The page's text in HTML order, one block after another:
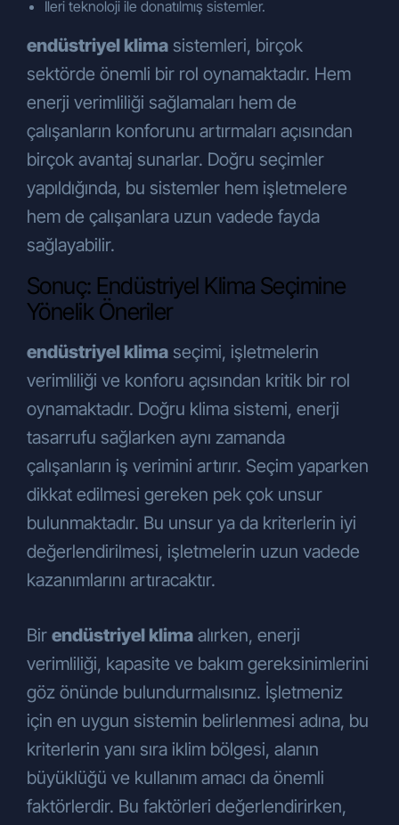
İleri teknoloji ile donatılmış sistemler.
endüstriyel klima sistemleri, birçok
sektörde önemli bir rol oynamaktadır. Hem
enerji verimliliği sağlamaları hem de
çalışanların konforunu artırmaları açısından
birçok avantaj sunarlar. Doğru seçimler
yapıldığında, bu sistemler hem işletmelere
hem de çalışanlara uzun vadede fayda
sağlayabilir.
Sonuç: Endüstriyel Klima Seçimine
Yönelik Öneriler
endüstriyel klima seçimi, işletmelerin
verimliliği ve konforu açısından kritik bir rol
oynamaktadır. Doğru klima sistemi, enerji
tasarrufu sağlarken aynı zamanda
çalışanların iş verimini artırır. Seçim yaparken
dikkat edilmesi gereken pek çok unsur
bulunmaktadır. Bu unsur ya da kriterlerin iyi
değerlendirilmesi, işletmelerin uzun vadede
kazanımlarını artıracaktır.
Bir endüstriyel klima alırken, enerji
verimliliği, kapasite ve bakım gereksinimlerini
göz önünde bulundurmalısınız. İşletmeniz
için en uygun sistemin belirlenmesi adına, bu
kriterlerin yanı sıra iklim bölgesi, alanın
büyüklüğü ve kullanım amacı da önemli
faktörlerdir. Bu faktörleri değerlendirirken,